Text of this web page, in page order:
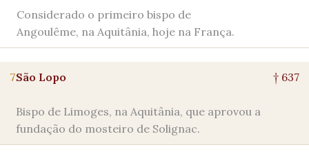
Considerado o primeiro bispo de
Angoulême, na Aquitânia, hoje na França.
7São Lopo
Bispo de Limoges, na Aquitânia, que aprovou a
fundação do mosteiro de Solignac.
† 637